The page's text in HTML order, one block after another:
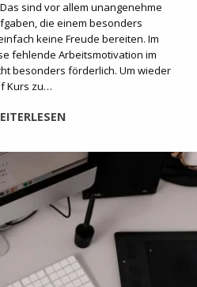
sind vor allem unangenehme
die einem besonders
keine Freude bereiten. Im
fehlende Arbeitsmotivation im
besonders förderlich. Um wieder
Kurs zu…